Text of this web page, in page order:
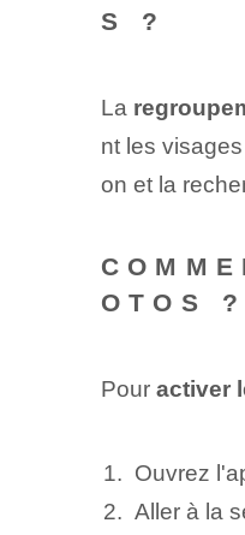
S ?
La
nt les
on et la
OTOS ?
Pour activer
Ouvrez
Aller à la